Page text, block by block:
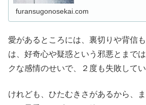
furansugonosekai.com
愛があるところには、裏切りや背信
は、好奇心や疑惑という邪悪とまで
クな感情のせいで、２度も失敗してい
けれども、ひたむきさがあるから、